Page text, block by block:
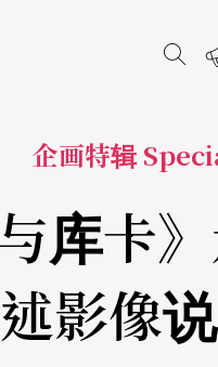
企画特辑
库卡
影像